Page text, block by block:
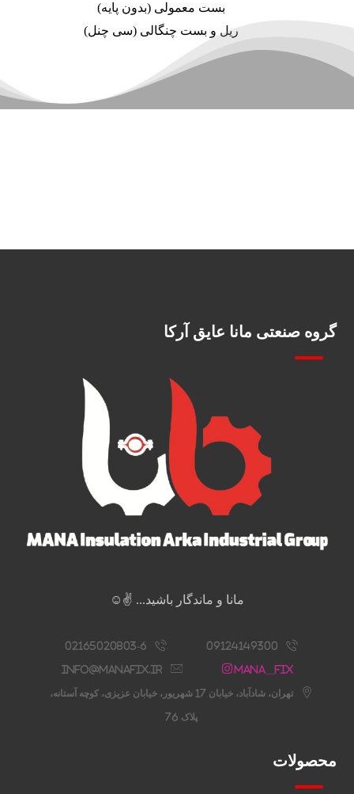
بست معمولی (بدون پایه)
ریل و بست چنگالی (سی چنل)
گروه صنعتی مانا عایق آرکا
مانا و ماندگار باشید... ✌️☺️
09124149300
02165020803-6
Mana__fix
info@manafix.ir
تهران، شادآباد، خیابان 17 شهریور، خیابان عزیزی، کوچه آستانه،
پلاک 76
محصولات